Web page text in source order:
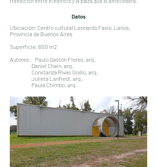
Datos
Ubicación: Centro cultural Leonardo Favio, Lanús,
Provincia de Buenos Aires
Superficie: 600 m2
Autores: Paulo Gastón Flores, arq.
Daniel Chaín, arq.
Constanza Rivas Godio, arq.
Julieta Lanfredi, arq.
Paula Chimbo, arq.